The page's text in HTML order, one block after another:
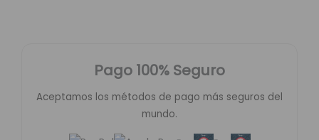
Pago 100% Seguro
Aceptamos los métodos de pago más seguros del
mundo.